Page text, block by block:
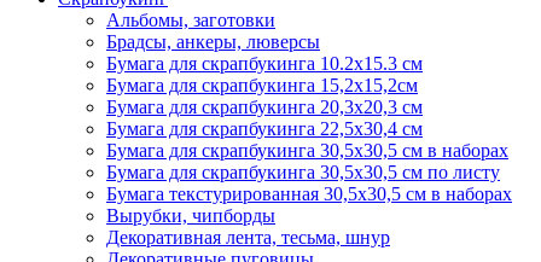
Альбомы, заготовки
Брадсы, анкеры, люверсы
Бумага для скрапбукинга 10.2х15.3 см
Бумага для скрапбукинга 15,2х15,2см
Бумага для скрапбукинга 20,3х20,3 см
Бумага для скрапбукинга 22,5х30,4 см
Бумага для скрапбукинга 30,5х30,5 см в наборах
Бумага для скрапбукинга 30,5х30,5 см по листу
Бумага текстурированная 30,5х30,5 см в наборах
Вырубки, чипборды
Декоративная лента, тесьма, шнур